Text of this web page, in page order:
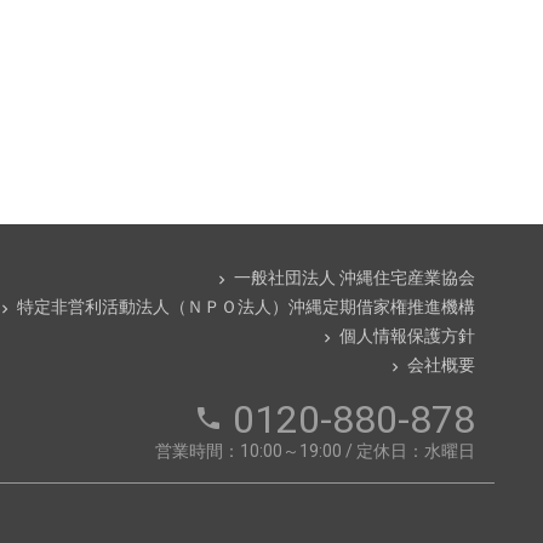
chevron_right 一般社団法人 沖縄住宅産業協会
特定非営利活動法人（ＮＰＯ法人）沖縄定期借家権推進機構
chevron_right 個人情報保護方針
chevron_right 会社概要
phone 0120-880-878
営業時間：10:00～19:00 / 定休日：水曜日